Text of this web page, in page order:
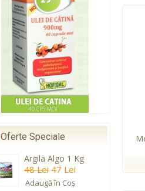
Oferte Speciale
Argila Algo 1 Kg
48 Lei 47 Lei
Adaugă în Coş